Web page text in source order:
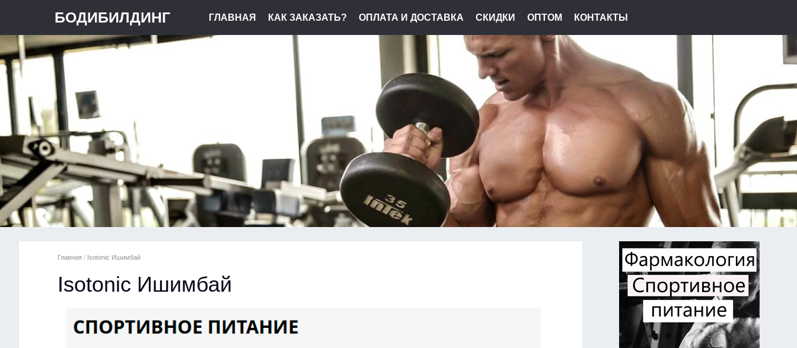
БОДИБИЛДИНГ ГЛАВНАЯ КАК ЗАКАЗАТЬ? ОПЛАТА И ДОСТАВКА СКИДКИ ОПТОМ КОНТАКТЫ
Главная / Isotonic Ишимбай
Isotonic Ишимбай